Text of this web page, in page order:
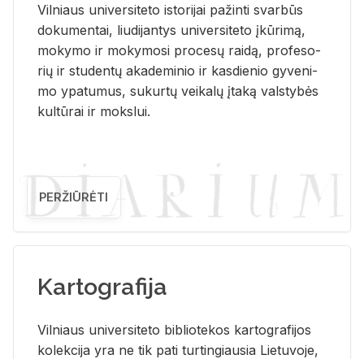
Vil­niaus uni­ver­si­te­to is­to­ri­jai pa­žin­ti svar­būs
do­ku­men­tai, liu­di­jan­tys uni­ver­si­te­to įkū­ri­mą,
mo­ky­mo ir mo­ky­mo­si pro­ce­sų rai­dą, pro­fe­so­
rių ir stu­den­tų aka­de­mi­nio ir kas­die­nio gy­ve­ni­
mo ypa­tu­mus, su­kur­tų vei­ka­lų įta­ką vals­ty­bės
kul­tū­rai ir moks­lui.
PERŽIŪRĖTI
Kartografija
Vil­niaus uni­ver­si­te­to bi­b­lio­te­kos kar­to­gra­fi­jos
ko­lek­ci­ja yra ne tik pati tur­tin­giau­sia Lie­tu­vo­je,